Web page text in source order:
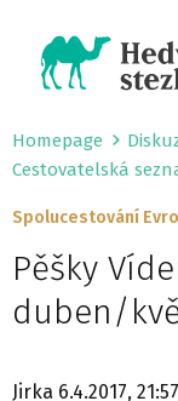
Homepage
Cestovatelská
Spolucestování
Pěšky
duben/
Jirka 6.4.2017,